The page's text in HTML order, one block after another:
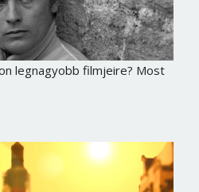
legnagyobb filmjeire? Most